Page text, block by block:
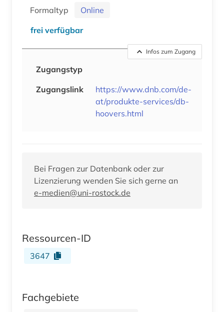
Formaltyp
Online
frei verfügbar
Infos zum Zugang
Zugangstyp
Zugangslink
https://www.dnb.com/de-
at/produkte-services/db-
hoovers.html
Bei Fragen zur Datenbank oder zur
Lizenzierung wenden Sie sich gerne an
e-medien@uni-rostock.de
Ressourcen-ID
3647
Fachgebiete